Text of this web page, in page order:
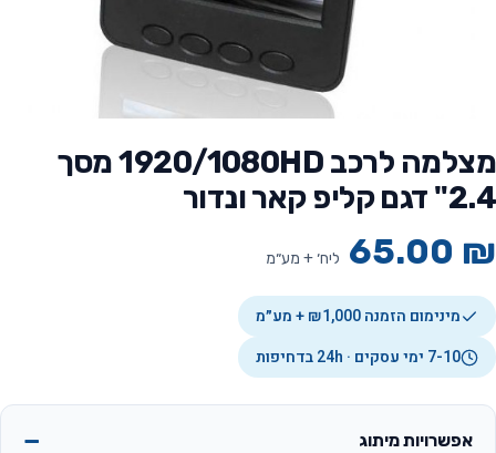
מצלמה לרכב 1920/1080HD מסך
2.4" דגם קליפ קאר ונדור
65.00 ₪ ליח׳ + מע״מ
מינימום הזמנה ₪1,000 + מע״מ
7-10 ימי עסקים · 24h בדחיפות
אפשרויות מיתוג